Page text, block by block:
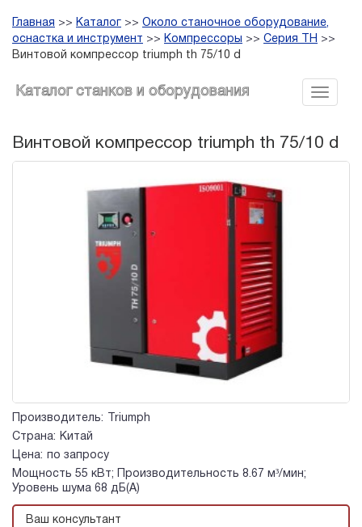
Главная >> Каталог >> Около станочное оборудование,
оснастка и инструмент >> Компрессоры >> Серия TH >>
Винтовой компрессор triumph th 75/10 d
Каталог станков и оборудования
Винтовой компрессор triumph th 75/10 d
Производитель:
Triumph
Страна:
Китай
Цена:
по запросу
Мощность 55 кВт; Производительность 8.67 м³/мин;
Уровень шума 68 дБ(А)
Ваш консультант